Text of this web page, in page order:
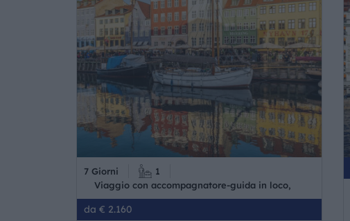
7 Giorni
1
Viaggio con accompagnatore-guida in loco,
da € 2.160